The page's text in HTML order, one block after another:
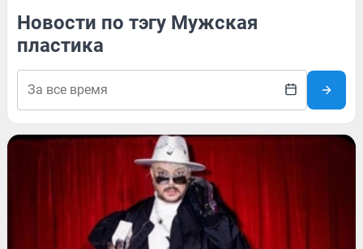
Новости по тэгу Мужская
пластика